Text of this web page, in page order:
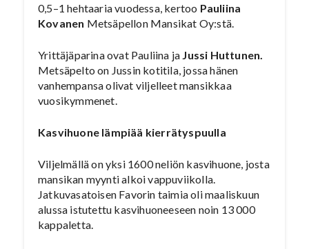
0,5–1 hehtaaria vuodessa, kertoo Pauliina
Kovanen Metsäpellon Mansikat Oy:stä.
Yrittäjäparina ovat Pauliina ja Jussi Huttunen.
Metsäpelto on Jussin kotitila, jossa hänen
vanhempansa olivat viljelleet mansikkaa
vuosikymmenet.
Kasvihuone lämpiää kierrätyspuulla
Viljelmällä on yksi 1600 neliön kasvihuone, josta
mansikan myynti alkoi vappuviikolla.
Jatkuvasatoisen Favorin taimia oli maaliskuun
alussa istutettu kasvihuoneeseen noin 13 000
kappaletta.